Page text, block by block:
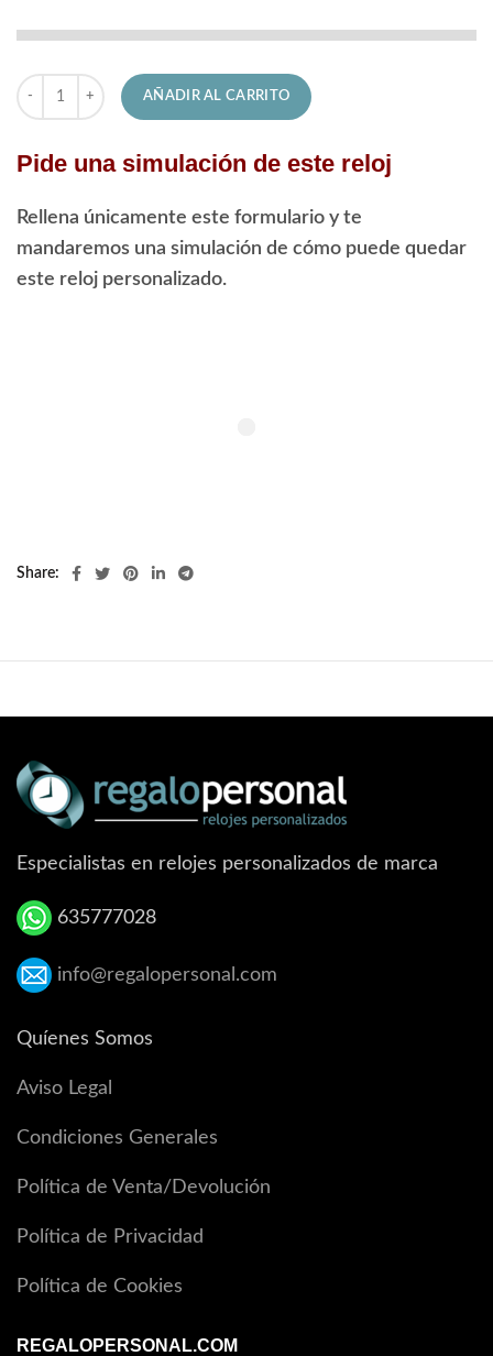
Reloj Candino de Señora C4753/1 Elegance cantidad
AÑADIR AL CARRITO
Pide una simulación de este reloj
Rellena únicamente este formulario y te
mandaremos una simulación de cómo puede quedar
este reloj personalizado.
Share
Especialistas en relojes personalizados de marca
635777028
info@regalopersonal.com
Quíenes Somos
Aviso Legal
Condiciones Generales
Política de Venta/Devolución
Política de Privacidad
Política de Cookies
REGALOPERSONAL.COM